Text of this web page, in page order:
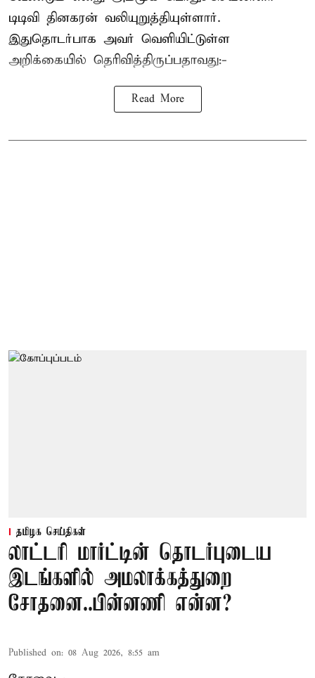
டிடிவி தினகரன் வலியுறுத்தியுள்ளார்.
இதுதொடர்பாக அவர் வெளியிட்டுள்ள
அறிக்கையில் தெரிவித்திருப்பதாவது:-
Read More
தமிழக செய்திகள்
லாட்டரி மார்ட்டின் தொடர்புடைய
இடங்களில் அமலாக்கத்துறை
சோதனை..பின்னணி என்ன?
Published on: 08 Aug 2026, 8:55 am